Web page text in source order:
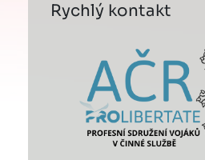
Rychlý kontakt